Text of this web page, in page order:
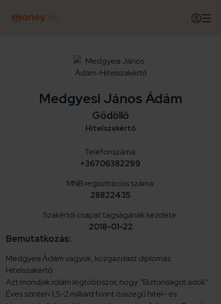
Medgyesi János Ádám
Gödöllő
Hitelszakértő
Telefonszáma:
+36706382299
MNB regisztrációs száma:
28822435
Szakértői csapat tagságának kezdete:
2018-01-22
Bemutatkozás:
Medgyesi Ádám vagyok, közgazdász diplomás
Hitelszakértő.
Azt mondják rólam legtöbbször, hogy: "Biztonságot adok".
Éves szinten 1,5-2 milliárd forint összegű hitel- és